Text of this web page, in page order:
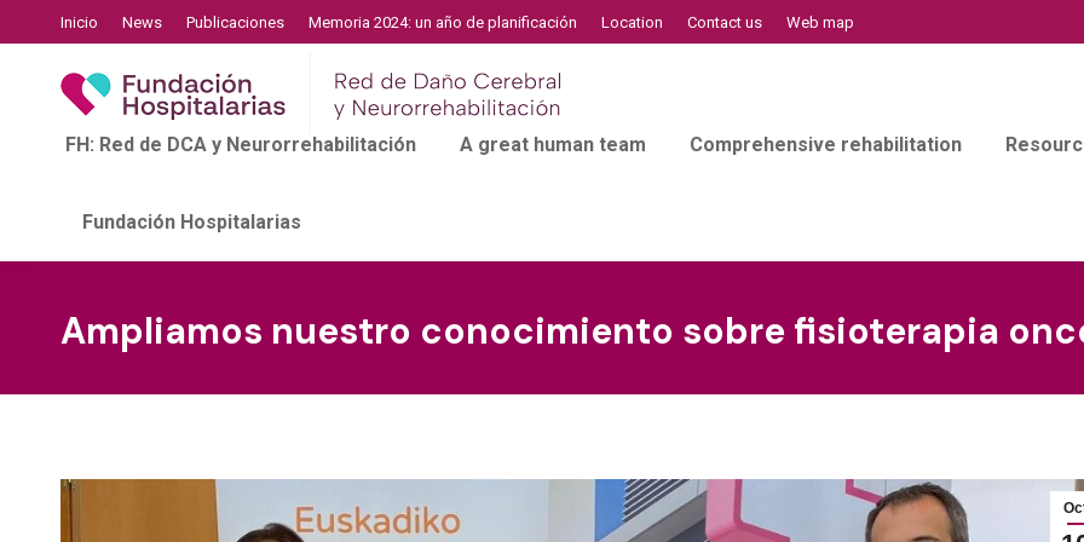
Inicio News Publicaciones Memoria 2024: un año de planificación Location Contact us Web map
FH: Red de DCA y Neurorrehabilitación A great human team Comprehensive rehabilitation
Fundación Hospitalarias
Ampliamos nuestro conocimiento sobre fisioterapia